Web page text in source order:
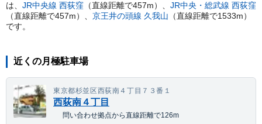
は、 JR中央線 西荻窪 （直線距離で457m） JR中央・総武線 西荻窪
（直線距離で457m） 京王井の頭線 久我山 （直線距離で1533m）
です。
近くの月極駐車場
東京都杉並区西荻南４丁目７３番１
西荻南４丁目
問い合わせ拠点から直線距離で126m